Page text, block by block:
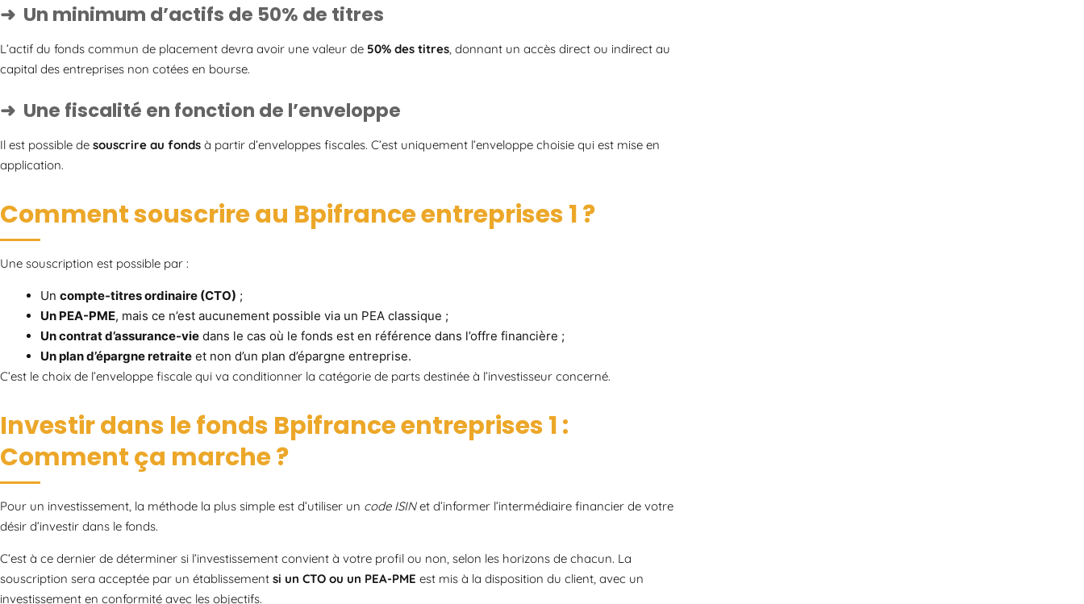
Un minimum d’actifs de 50% de titres
L’actif du fonds commun de placement devra avoir une valeur de 50% des titres , donnant un accès direct ou indirect au
capital des entreprises non cotées en bourse.
Une fiscalité en fonction de l’enveloppe
Il est possible de souscrire au fonds à partir d’enveloppes fiscales. C’est uniquement l’enveloppe choisie qui est mise en
application.
Comment souscrire au Bpifrance entreprises 1 ?
Une souscription est possible par :
Un compte-titres ordinaire (CTO) ;
Un PEA-PME, mais ce n’est aucunement possible via un PEA classique ;
Un contrat d’assurance-vie dans le cas où le fonds est en référence dans l’offre financière ;
Un plan d’épargne retraite et non d’un plan d’épargne entreprise.
C’est le choix de l’enveloppe fiscale qui va conditionner la catégorie de parts destinée à l’investisseur concerné.
Investir dans le fonds Bpifrance entreprises 1 :
Comment ça marche ?
Pour un investissement, la méthode la plus simple est d’utiliser un code ISINet d’informer l’intermédiaire financier de votre
désir d’investir dans le fonds.
C’est à ce dernier de déterminer si l’investissement convient à votre profil ou non, selon les horizons de chacun. La
souscription sera acceptée par un établissement si un CTO ou un PEA-PME est mis à la disposition du client, avec un
investissement en conformité avec les objectifs.